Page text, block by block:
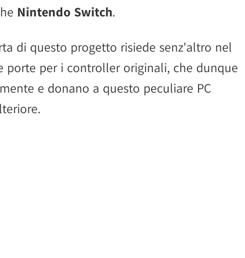
Nintendo Switch.
di questo progetto risiede senz'altro nel
porte per i controller originali, che dunque
e donano a questo peculiare PC